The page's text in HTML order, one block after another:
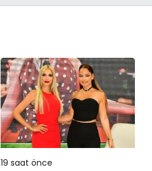
19 saat önce